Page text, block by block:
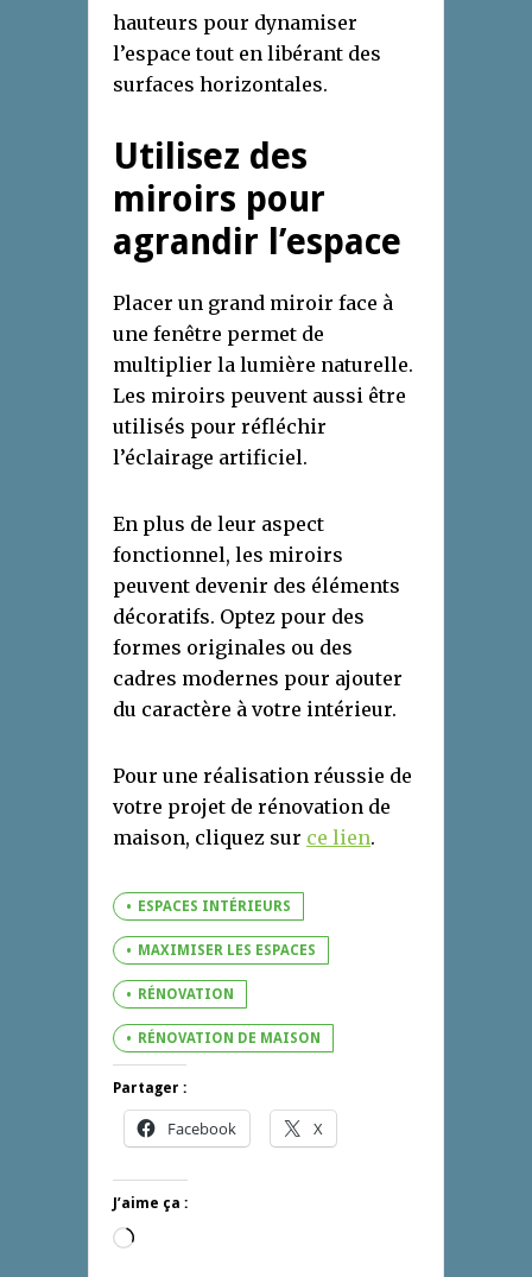
hauteurs pour dynamiser
l’espace tout en libérant des
surfaces horizontales.
Utilisez des
miroirs pour
agrandir l’espace
Placer un grand miroir face à
une fenêtre permet de
multiplier la lumière naturelle.
Les miroirs peuvent aussi être
utilisés pour réfléchir
l’éclairage artificiel.
En plus de leur aspect
fonctionnel, les miroirs
peuvent devenir des éléments
décoratifs. Optez pour des
formes originales ou des
cadres modernes pour ajouter
du caractère à votre intérieur.
Pour une réalisation réussie de
votre projet de rénovation de
maison, cliquez sur ce lien.
ESPACES INTÉRIEURS
MAXIMISER LES ESPACES
RÉNOVATION
RÉNOVATION DE MAISON
Partager :
Facebook X
J’aime ça :
Chargement…